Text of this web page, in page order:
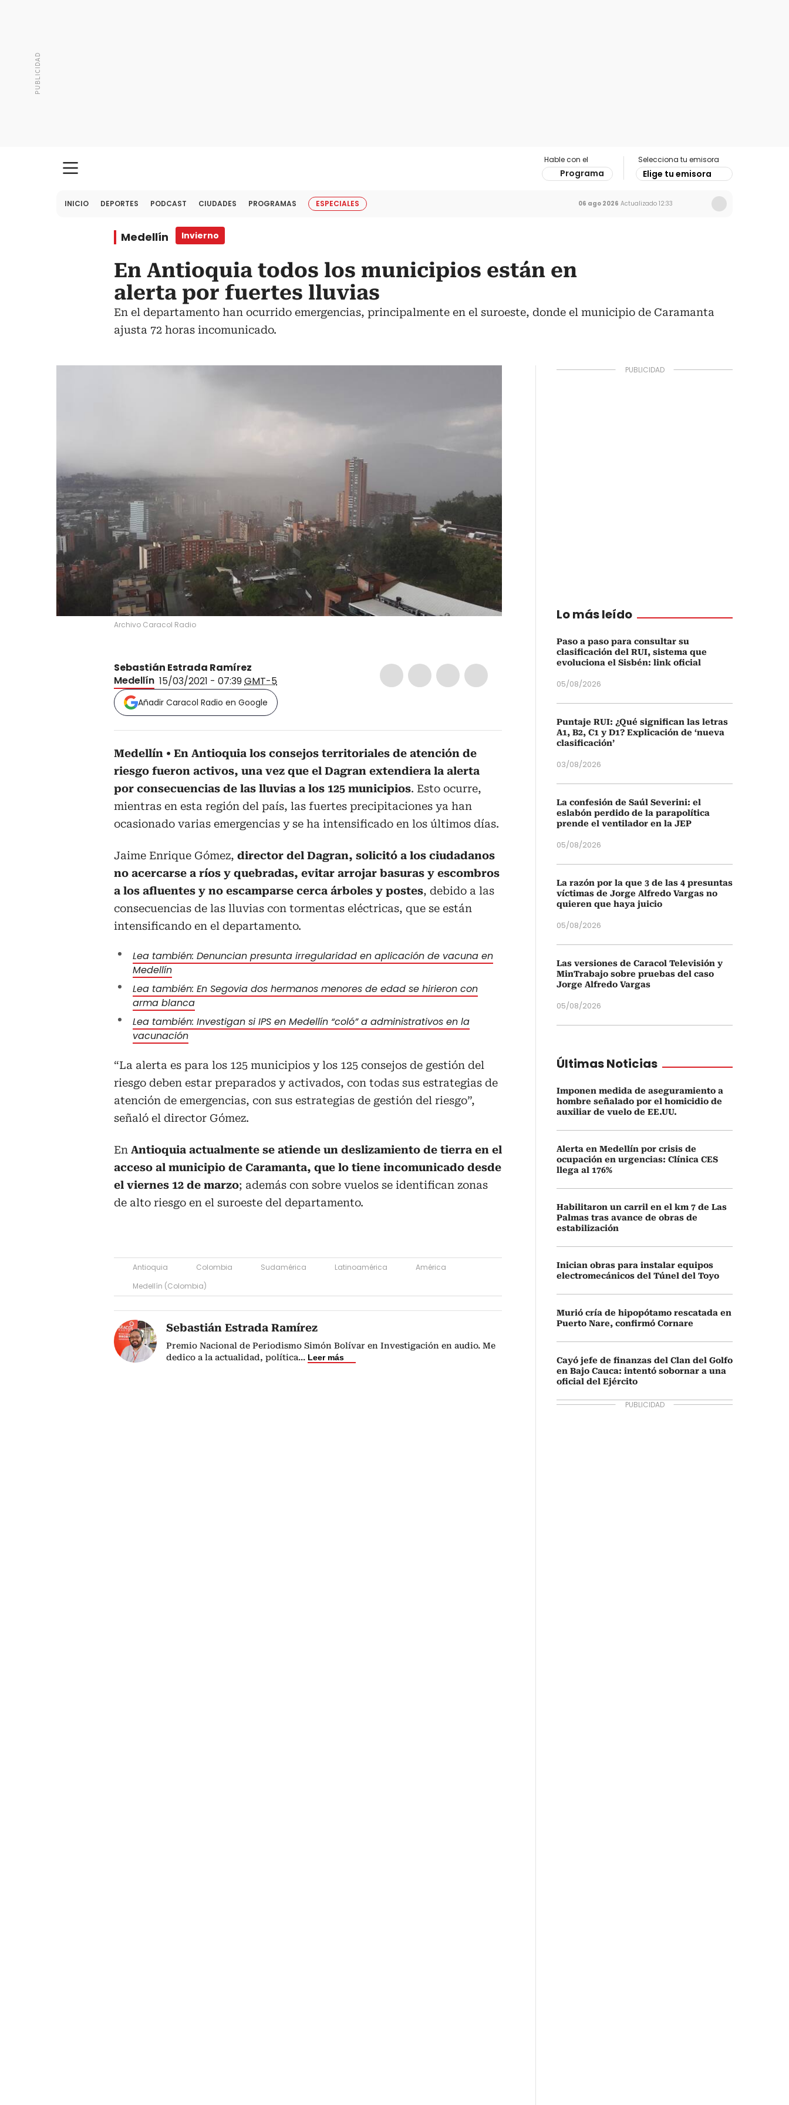
Hable con el
Programa
Selecciona tu emisora
Elige tu emisora
INICIO DEPORTES PODCAST CIUDADES PROGRAMAS ESPECIALES 06 ago 2026 Actualizado 12:33
Medellín Invierno
En Antioquia todos los municipios están en
alerta por fuertes lluvias
En el departamento han ocurrido emergencias, principalmente en el suroeste, donde el municipio de Caramanta
ajusta 72 horas incomunicado.
Archivo Caracol Radio
Sebastián Estrada Ramírez
Medellín 15/03/2021 - 07:39GMT-5
Añadir Caracol Radio en Google
Medellín
En Antioquia los consejos territoriales de atención de
riesgo fueron activos, una vez que el Dagran extendiera la alerta
por consecuencias de las lluvias a los 125 municipios. Esto ocurre,
mientras en esta región del país, las fuertes precipitaciones ya han
ocasionado varias emergencias y se ha intensificado en los últimos días.
Jaime Enrique Gómez, director del Dagran, solicitó a los ciudadanos
no acercarse a ríos y quebradas, evitar arrojar basuras y escombros
a los afluentes y no escamparse cerca árboles y postes, debido a las
consecuencias de las lluvias con tormentas eléctricas, que se están
intensificando en el departamento.
Lea también: Denuncian presunta irregularidad en aplicación de vacuna en
Medellín
Lea también: En Segovia dos hermanos menores de edad se hirieron con
arma blanca
Lea también: Investigan si IPS en Medellín “coló” a administrativos en la
vacunación
“La alerta es para los 125 municipios y los 125 consejos de gestión del
riesgo deben estar preparados y activados, con todas sus estrategias de
atención de emergencias, con sus estrategias de gestión del riesgo”,
señaló el director Gómez.
En Antioquia actualmente se atiende un deslizamiento de tierra en el
acceso al municipio de Caramanta, que lo tiene incomunicado desde
el viernes 12 de marzo; además con sobre vuelos se identifican zonas
de alto riesgo en el suroeste del departamento.
Antioquia Colombia Sudamérica Latinoamérica
América
Medellín (Colombia)
Sebastián Estrada Ramírez
Premio Nacional de Periodismo Simón Bolívar en Investigación en audio. Me
dedico a la actualidad, política... Leer más
Lo más leído
Paso a paso para consultar su
clasificación del RUI, sistema que
evoluciona el Sisbén: link oficial
05/08/2026
Puntaje RUI: ¿Qué significan las letras
A1, B2, C1 y D1? Explicación de ‘nueva
clasificación’
03/08/2026
La confesión de Saúl Severini: el
eslabón perdido de la parapolítica
prende el ventilador en la JEP
05/08/2026
La razón por la que 3 de las 4 presuntas
víctimas de Jorge Alfredo Vargas no
quieren que haya juicio
05/08/2026
Las versiones de Caracol Televisión y
MinTrabajo sobre pruebas del caso
Jorge Alfredo Vargas
05/08/2026
Últimas Noticias
Imponen medida de aseguramiento a
hombre señalado por el homicidio de
auxiliar de vuelo de EE.UU.
Alerta en Medellín por crisis de
ocupación en urgencias: Clínica CES
llega al 176%
Habilitaron un carril en el km 7 de Las
Palmas tras avance de obras de
estabilización
Inician obras para instalar equipos
electromecánicos del Túnel del Toyo
Murió cría de hipopótamo rescatada en
Puerto Nare, confirmó Cornare
Cayó jefe de finanzas del Clan del Golfo
en Bajo Cauca: intentó sobornar a una
oficial del Ejército